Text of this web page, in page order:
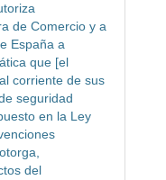
de Comercio y a
España a
que [el
corriente de sus
seguridad
en la Ley
del